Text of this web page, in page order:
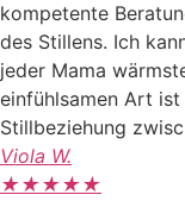
kompetente
des Stillens. Ich
jeder Mama
einfühlsamen Art
Stillbeziehung
Viola W.
★★★★★